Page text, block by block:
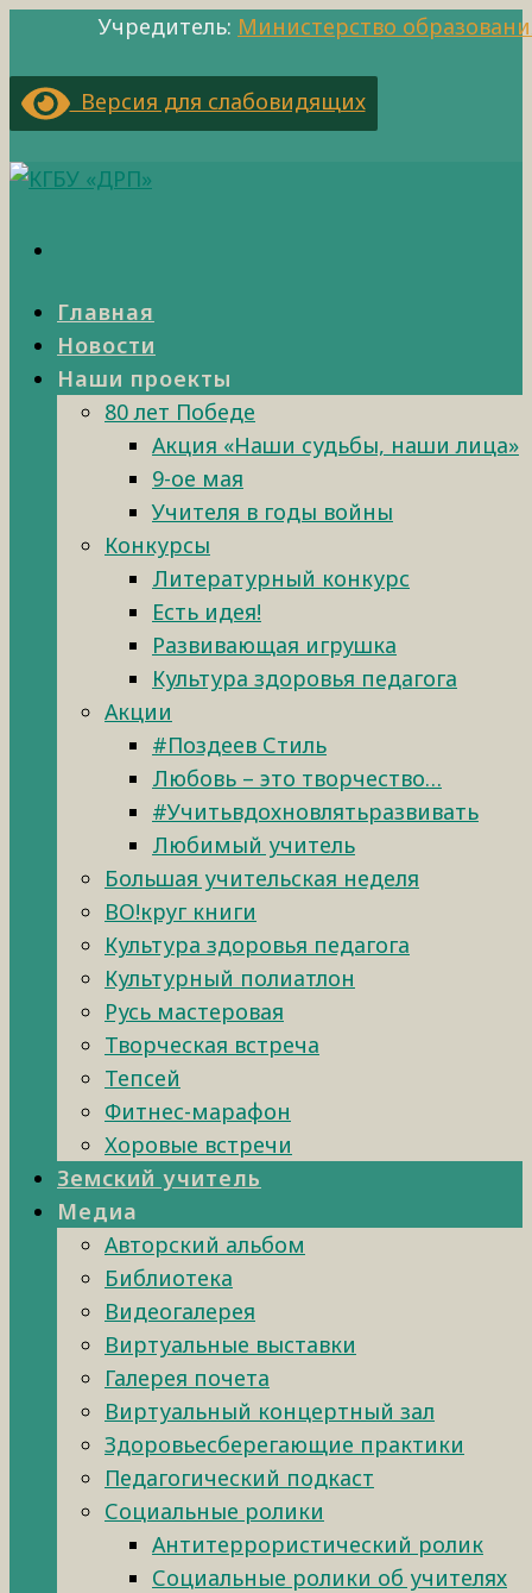
Учредитель: Министерство
Версия для слабовидящих
Главная
Новости
Наши проекты
80 лет Победе
Акция «Наши судьбы, наши лица»
9-ое мая
Учителя в годы войны
Конкурсы
Литературный конкурс
Есть идея!
Развивающая игрушка
Культура здоровья педагога
Акции
#Поздеев Стиль
Любовь – это творчество…
#Учитьвдохновлятьразвивать
Любимый учитель
Большая учительская неделя
ВО!круг книги
Культура здоровья педагога
Культурный полиатлон
Русь мастеровая
Творческая встреча
Тепсей
Фитнес-марафон
Хоровые встречи
Земский учитель
Медиа
Авторский альбом
Библиотека
Видеогалерея
Виртуальные выставки
Галерея почета
Виртуальный концертный зал
Здоровьесберегающие практики
Педагогический подкаст
Социальные ролики
Антитеррористический ролик
Социальные ролики об учителях